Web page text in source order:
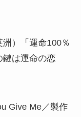
）「運命100％
鍵は運命の恋
Give Me／製作